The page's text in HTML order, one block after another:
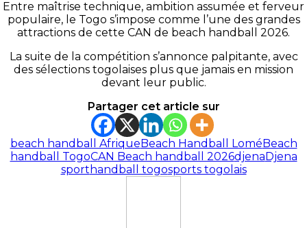
Entre maîtrise technique, ambition assumée et ferveur
populaire, le Togo s’impose comme l’une des grandes
attractions de cette CAN de beach handball 2026.
La suite de la compétition s’annonce palpitante, avec
des sélections togolaises plus que jamais en mission
devant leur public.
Partager cet article sur
beach handball Afrique Beach Handball Lomé Beach
handball TogoCAN Beach handball 2026djena Djena
sport handball togosports togolais